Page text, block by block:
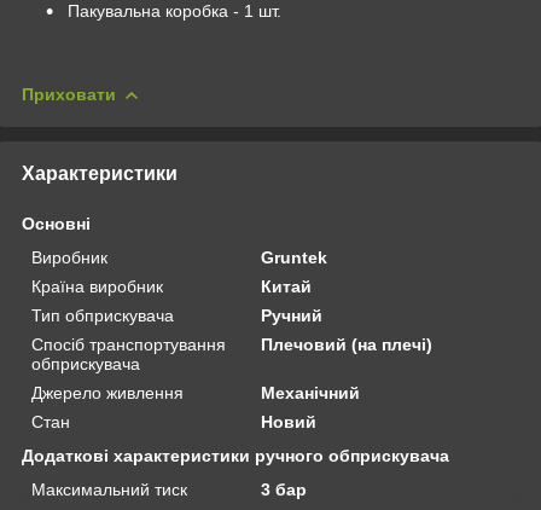
Пакувальна коробка - 1 шт.
Приховати
Характеристики
Основні
Виробник
Gruntek
Країна виробник
Китай
Тип обприскувача
Ручний
Спосіб транспортування
обприскувача
Плечовий (на плечі)
Джерело живлення
Механічний
Стан
Новий
Додаткові характеристики ручного обприскувача
Максимальний тиск
3 бар